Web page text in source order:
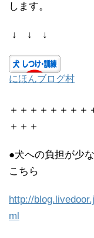
します。
↓ ↓ ↓
にほんブログ村
＋＋＋＋＋＋＋＋
＋＋＋
●犬への負担が少
こちら
http://
ml